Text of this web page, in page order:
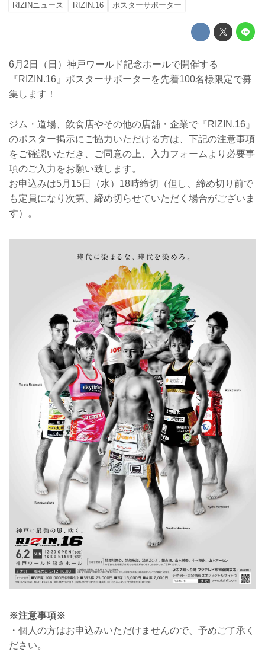
RIZINニュース RIZIN.16 ポスターサポーター
6月2日（日）神戸ワールド記念ホールで開催する
『RIZIN.16』ポスターサポーターを先着100名様限定で募
集します！
ジム・道場、飲食店やその他の店舗・企業で『RIZIN.16』
のポスター掲示にご協力いただける方は、下記の注意事項
をご確認いただき、ご同意の上、入力フォームより必要事
項のご入力をお願い致します。
お申込みは5月15日（水）18時締切（但し、締め切り前で
も定員になり次第、締め切らせていただく場合がございま
す）。
※注意事項※
・個人の方はお申込みいただけませんので、予めご了承く
ださい。